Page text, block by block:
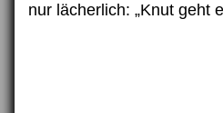
nur lächerlich: „Knut geht